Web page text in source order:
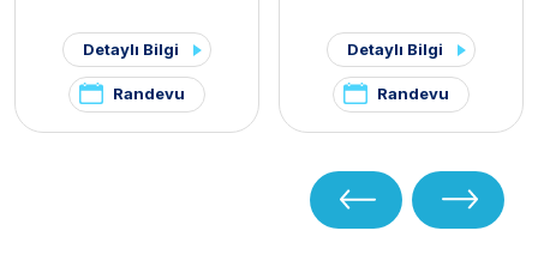
Detaylı Bilgi
Randevu
Detaylı Bilgi
Randevu